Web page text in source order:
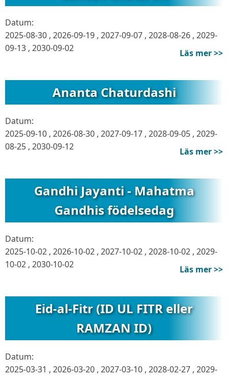
Datum:
2025-08-30 , 2026-09-19 , 2027-09-07 , 2028-08-26 , 2029-
09-13 , 2030-09-02 Läs mer >>
Ananta Chaturdashi
Datum:
2025-09-10 , 2026-08-30 , 2027-09-17 , 2028-09-05 , 2029-
08-25 , 2030-09-12 Läs mer >>
Gandhi Jayanti - Mahatma
Gandhis födelsedag
Datum:
2025-10-02 , 2026-10-02 , 2027-10-02 , 2028-10-02 , 2029-
10-02 , 2030-10-02 Läs mer >>
Eid-al-Fitr (ID UL FITR eller
RAMZAN ID)
Datum:
2025-03-31 , 2026-03-20 , 2027-03-10 , 2028-02-27 , 2029-